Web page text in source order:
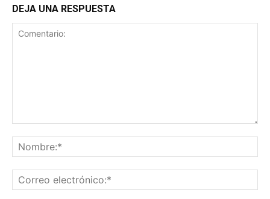
DEJA UNA RESPUESTA